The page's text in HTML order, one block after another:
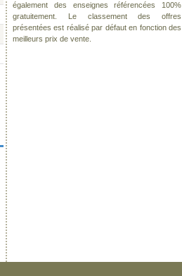
également des enseignes référencées 100%
gratuitement. Le classement des offres
présentées est réalisé par défaut en fonction des
meilleurs prix de vente.